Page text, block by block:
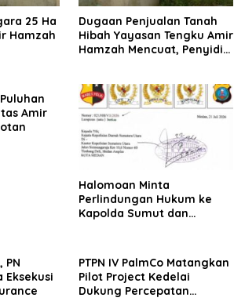
25 Ha
Hamzah
Dugaan Penjualan Tanah
Hibah Yayasan Tengku Amir
Hamzah Mencuat, Penyidik
Amir
Halomoan Minta
Perlindungan Hukum ke
Kapolda Sumut dan
PN
Eksekusi
PTPN IV PalmCo Matangkan
Pilot Project Kedelai
Dukung Percepatan